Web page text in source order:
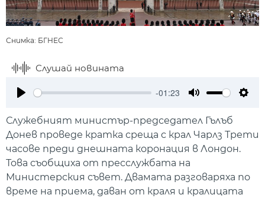
Снимка: БГНЕС
Слушай новината
-01:23
Служебният министър-председател Гълъб
Донев проведе кратка среща с крал Чарлз Трети
часове преди днешната коронация в Лондон.
Това съобщиха от пресслужбата на
Министерския съвет. Двамата разговаряха по
време на приема, даван от краля и кралицата